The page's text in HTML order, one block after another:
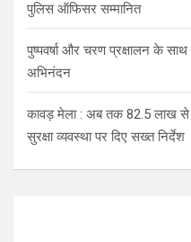
पुलिस ऑफिसर सम्मानित
पुष्पवर्षा और चरण प्रक्षालन के
अभिनंदन
कावड़ मेला : अब तक 82.5 लाख से
सुरक्षा व्यवस्था पर दिए सख्त निर्देश